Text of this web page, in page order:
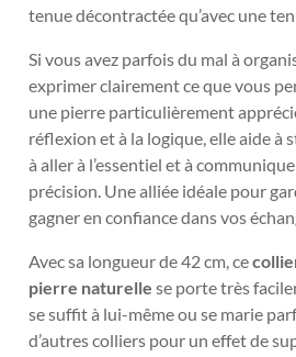
tenue décontractée qu’avec une
Si vous avez parfois du mal à
exprimer clairement ce que vous
une pierre particulièrement
réflexion et à la logique, elle aide à
à aller à l’essentiel et à
précision. Une alliée idéale pour
gagner en confiance dans vos
Avec sa longueur de 42 cm, ce
pierre naturelle se porte très
se suffit à lui-même ou se marie
d’autres colliers pour un effet de